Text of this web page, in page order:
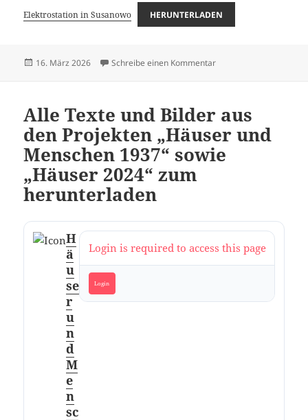
Elektrostation in Susanowo HERUNTERLADEN
Veröffentlicht
16. März 2026 Schreibe einen Kommentarzu Unfall auf der
Alle Texte und Bilder aus
den Projekten „Häuser und
Menschen 1937“ sowie
„Häuser 2024“ zum
herunterladen
H
ä
u
se
r
u
n
d
M
e
n
sc
Login is required to access this page
Login